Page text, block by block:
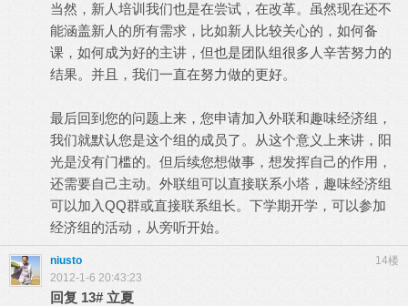
当然，新人培训我们也是在尝试，在改革。虽然现在还不
能涵盖新人的所有需求，比如新人比较关心的，如何备
课，如何成为好的主讲，但也是团队组很多人辛苦努力的
结果。并且，我们一直在努力做的更好。
最后回到您的问题上来，您申请加入外联和趣味经济组，
我们就默认您是这个组的成员了。从这个意义上来讲，阳
光是没有门槛的。但后续您想做事，想发挥自己的作用，
还需要自己主动。外联组可以直接联系小塔，趣味经济组
可以加入QQ群或直接联系组长。下学期开学，可以参加
经济组的活动，从旁听开始。
14楼
niusto
2012-1-6 20:43:23
回复 13# 立夏